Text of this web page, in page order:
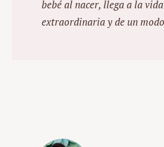
bebé al nacer, llega a la
extraordinaria y de un